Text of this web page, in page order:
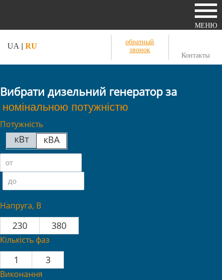
МЕНЮ
UA | RU
обратный
звонок
Контакты
Вибрати дизельний генератор за
Потужність
кВт кВА
Напруга, В
230 380
Кількість фаз
1 3
Виконання